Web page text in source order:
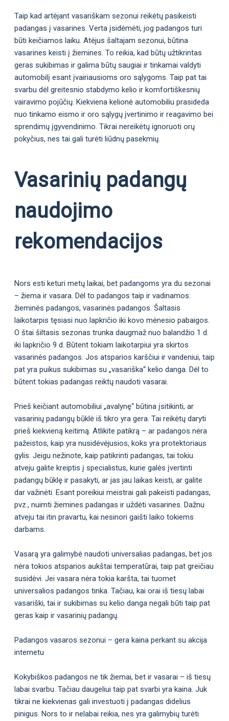
Taip kad artėjant vasariškam sezonui reikėtų pasikeisti
padangas į vasarines. Verta įsidėmėti, jog padangos turi
būti keičiamos laiku. Atėjus šaltajam sezonui, būtina
vasarines keisti į žiemines. To reikia, kad būtų užtikrintas
geras sukibimas ir galima būtų saugiai ir tinkamai valdyti
automobilį esant įvairiausioms oro sąlygoms. Taip pat tai
svarbu dėl greitesnio stabdymo kelio ir komfortiškesnių
vairavimo pojūčių. Kiekviena kelionė automobiliu prasideda
nuo tinkamo eismo ir oro sąlygų įvertinimo ir reagavimo bei
sprendimų įgyvendinimo. Tikrai nereikėtų ignoruoti orų
pokyčius, nes tai gali turėti liūdnų pasekmių.
Vasarinių padangų
naudojimo
rekomendacijos
Nors esti keturi metų laikai, bet padangoms yra du sezonai
– žiema ir vasara. Dėl to padangos taip ir vadinamos:
žieminės padangos, vasarinės padangos. Šaltasis
laikotarpis tęsiasi nuo lapkričio iki kovo mėnesio pabaigos.
O štai šiltasis sezonas trunka daugmaž nuo balandžio 1 d.
iki lapkričio 9 d. Būtent tokiam laikotarpiui yra skirtos
vasarinės padangos. Jos atsparios karščiui ir vandeniui, taip
pat yra puikus sukibimas su „vasariška“ kelio danga. Dėl to
būtent tokias padangas reiktų naudoti vasarai.
Prieš keičiant automobiliui „avalynę“ būtina įsitikinti, ar
vasarinių padangų būklė iš tikro yra gera. Tai reikėtų daryti
prieš kiekvieną keitimą. Atlikite patikrą – ar padangos nėra
pažeistos, kaip yra nusidėvėjusios, koks yra protektoriaus
gylis. Jeigu nežinote, kaip patikrinti padangas, tai tokiu
atveju galite kreiptis į specialistus, kurie galės įvertinti
padangų būklę ir pasakyti, ar jas jau laikas keisti, ar galite
dar važinėti. Esant poreikiui meistrai gali pakeisti padangas,
pvz., nuimti žiemines padangas ir uždėti vasarines. Dažnu
atveju tai itin pravartu, kai nesinori gaišti laiko tokiems
darbams.
Vasarą yra galimybė naudoti universalias padangas, bet jos
nėra tokios atsparios aukštai temperatūrai, taip pat greičiau
susidėvi. Jei vasara nėra tokia karšta, tai tuomet
universalios padangos tinka. Tačiau, kai orai iš tiesų labai
vasariški, tai ir sukibimas su kelio danga negali būti taip pat
geras kaip ir vasarinių padangų.
Padangos vasaros sezonui – gera kaina perkant su akcija
internetu
Kokybiškos padangos ne tik žiemai, bet ir vasarai – iš tiesų
labai svarbu. Tačiau daugeliui taip pat svarbi yra kaina. Juk
tikrai ne kiekvienas gali investuoti į padangas didelius
pinigus. Nors to ir nelabai reikia, nes yra galimybių turėti